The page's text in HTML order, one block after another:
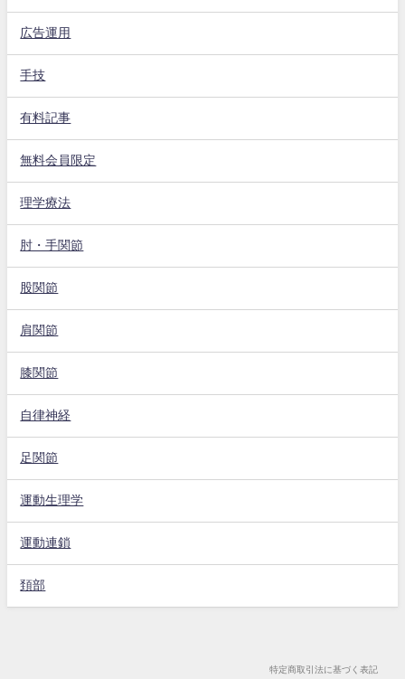
広告運用
手技
有料記事
無料会員限定
理学療法
肘・手関節
股関節
肩関節
膝関節
自律神経
足関節
運動生理学
運動連鎖
頚部
特定商取引法に基づく表記